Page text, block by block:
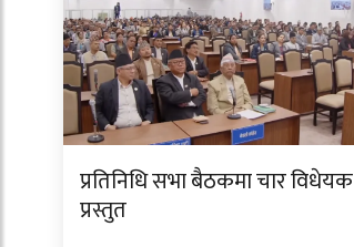
प्रतिनिधि सभा बैठकमा चार विधेयक
प्रस्तुत